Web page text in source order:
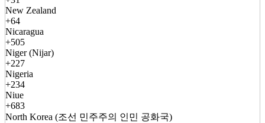
New Zealand
+64
Nicaragua
+505
Niger (Nijar)
+227
Nigeria
+234
Niue
+683
North Korea (조선 민주주의 인민 공화국)